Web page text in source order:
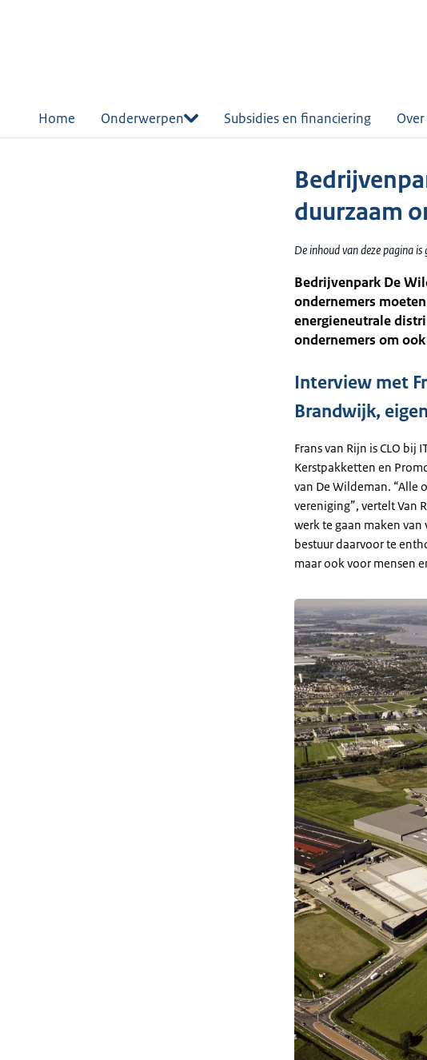
Home Onderwerpen Subsidies en financiering
duurzaam
De inhoud van deze pagina
Bedrijvenpark De
ondernemers
energieneutrale
ondernemers om
Interview met
Brandwijk,
Frans van Rijn is CLO
Kerstpakketten en
van De Wildeman. “Alle
vereniging”, vertelt Van
werk te gaan maken
bestuur daarvoor te
maar ook voor mensen